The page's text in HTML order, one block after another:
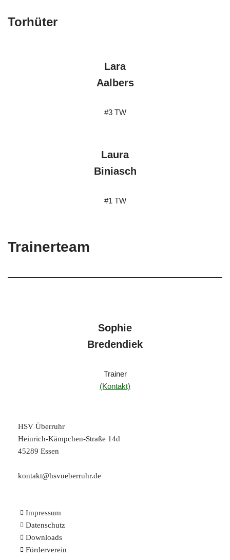
Torhüter
Lara
Aalbers
#3 TW
Laura
Biniasch
#1 TW
Trainerteam
Sophie
Bredendiek
Trainer
(Kontakt)
HSV Überruhr
Heinrich-Kämpchen-Straße 14d
45289 Essen
kontakt@hsvueberruhr.de
Impressum
Datenschutz
Downloads
Förderverein